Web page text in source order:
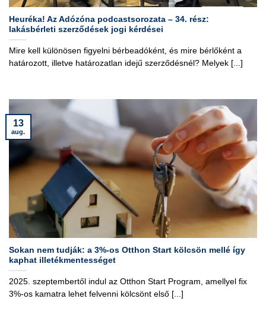
Heuréka! Az Adózóna podcastsorozata – 34. rész:
lakásbérleti szerződések jogi kérdései
Mire kell különösen figyelni bérbeadóként, és mire bérlőként a
határozott, illetve határozatlan idejű szerződésnél? Melyek [...]
Sokan nem tudják: a 3%-os Otthon Start kölcsön mellé így
kaphat illetékmentességet
2025. szeptembertől indul az Otthon Start Program, amellyel fix
3%-os kamatra lehet felvenni kölcsönt első [...]
13
aug.